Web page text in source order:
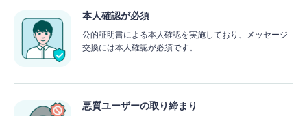
本人確認が必須
公的証明書による本人確認を実施しており、メッセージ
交換には本人確認が必須です。
悪質ユーザーの取り締まり